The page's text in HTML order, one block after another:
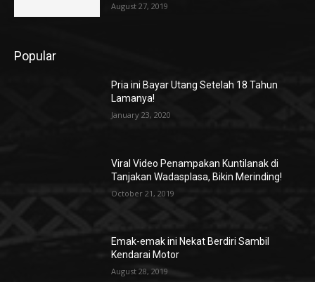
August 27, 2019
Popular
Pria ini Bayar Utang Setelah 18 Tahun
Lamanya!
January 23, 2020
Viral Video Penampakan Kuntilanak di
Tanjakan Wadasplasa, Bikin Merinding!
October 21, 2019
Emak-emak ini Nekat Berdiri Sambil
Kendarai Motor
August 28, 2019